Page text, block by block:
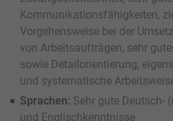
Kommunikationsfähigkeiten,
Vorgehensweise bei der
von Arbeitsaufträgen, sehr
sowie Detailorientierung,
und systematische
Sprachen: Sehr gute Deutsch-
und Englischkenntnisse